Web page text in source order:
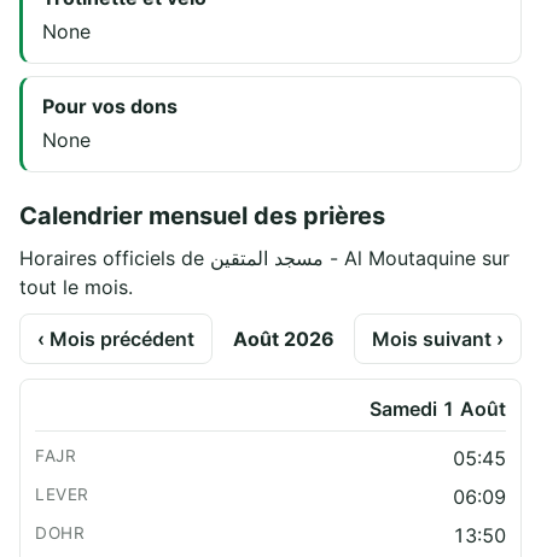
None
Pour vos dons
None
Calendrier mensuel des prières
Horaires officiels de مسجد المتقين - Al Moutaquine sur
tout le mois.
‹ Mois précédent Août 2026 Mois suivant ›
Samedi 1 Août
05:45
06:09
13:50